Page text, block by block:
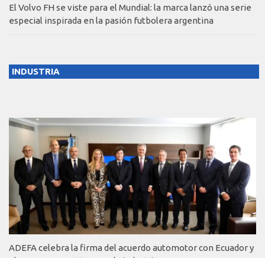
El Volvo FH se viste para el Mundial: la marca lanzó una serie
especial inspirada en la pasión futbolera argentina
INDUSTRIA
ADEFA celebra la firma del acuerdo automotor con Ecuador y